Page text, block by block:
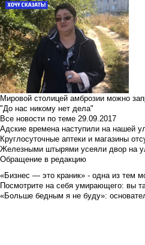
Мировой столицей амброзии можно
"До нас никому нет дела"
Все новости по теме 29.09.2017
Адские времена наступили на нашей
Круглосуточные аптеки и магазины
Железными штырями усеяли двор на
Обращение в редакцию
«Бизнес — это краник» - одна из тем
Посмотрите на себя умирающего: вы
«Больше бедным я не буду»: